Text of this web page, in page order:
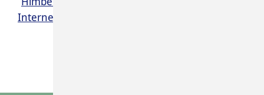
Internetagentur in Ludwigsburg